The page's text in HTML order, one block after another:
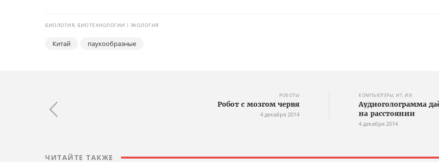
БИОЛОГИЯ, БИОТЕХНОЛОГИИ ЭКОЛОГИЯ
Китай паукообразные
РОБОТЫ
Робот с мозгом червя
4 декабря 2014
КОМПЬЮТЕРЫ, ИТ, ИИ
Аудиоголограмма
на расстоянии
4 декабря 2014
ЧИТАЙТЕ ТАКЖЕ